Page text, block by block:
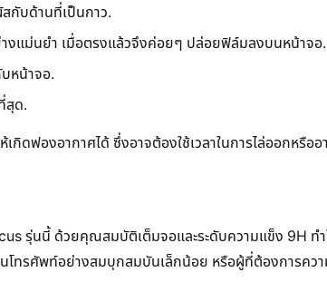
กับด้านที่เป็นกาว.
งแม่นยำ เมื่อตรงแล้วจึงค่อยๆ ปล่อยฟิล์มลงบนหน้าจอ.
หน้าจอ.
สุด.
ดฟองอากาศได้ ซึ่งอาจต้องใช้เวลาในการไล่ออกหรื
รุ่นนี้ ด้วยคุณสมบัติเต็มจอและระดับความแข็ง 9H ทำ
โทรศัพท์อย่างสมบุกสมบันเล็กน้อย หรือผู้ที่ต้องการควา